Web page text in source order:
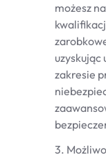
możesz
zakresie
3.